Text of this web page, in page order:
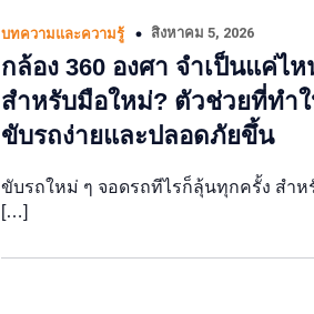
บทความและความรู้ สิงหาคม 5, 2026
กล้อง 360 องศา จำเป็นแค่ไห
สำหรับมือใหม่? ตัวช่วยที่ทำ
ขับรถง่ายและปลอดภัยขึ้น
ขับรถใหม่ ๆ จอดรถทีไรก็ลุ้นทุกครั้ง สำห
[…]